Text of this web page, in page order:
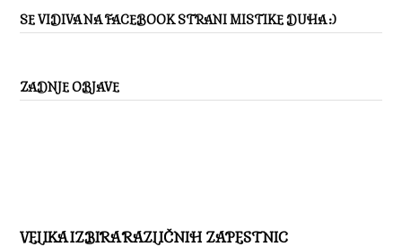
SE VIDIVA NA FACEBOOK STRANI MISTIKE DUHA :)
ZADNJE OBJAVE
VELIKA IZBIRA RAZLIČNIH ZAPESTNIC